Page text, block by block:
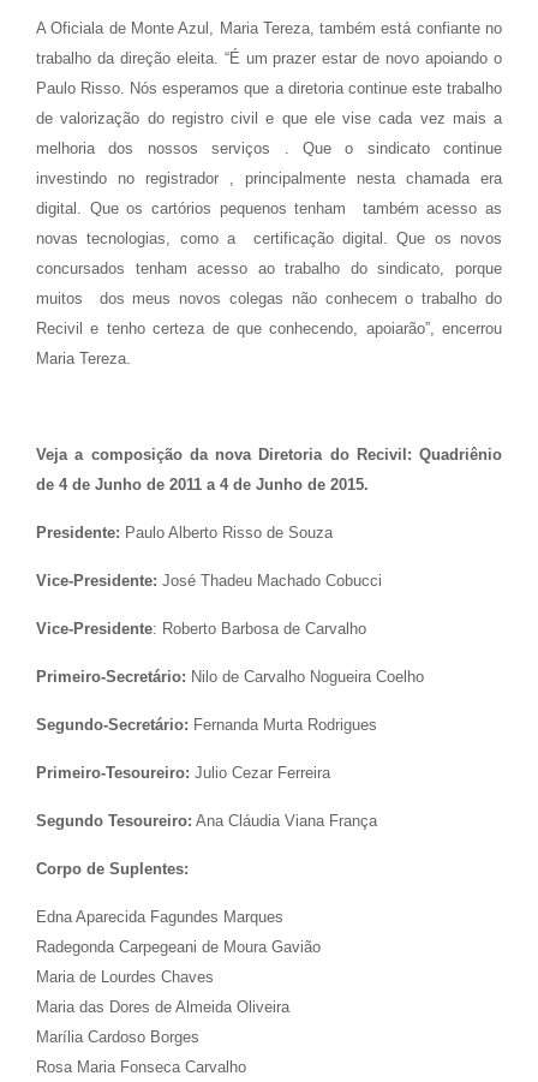
A Oficiala de Monte Azul, Maria Tereza, também está confiante no
trabalho da direção eleita. “É um prazer estar de novo apoiando o
Paulo Risso. Nós esperamos que a diretoria continue este trabalho
de valorização do registro civil e que ele vise cada vez mais a
melhoria dos nossos serviços . Que o sindicato continue
investindo no registrador , principalmente nesta chamada era
digital. Que os cartórios pequenos tenham também acesso as
novas tecnologias, como a certificação digital. Que os novos
concursados tenham acesso ao trabalho do sindicato, porque
muitos dos meus novos colegas não conhecem o trabalho do
Recivil e tenho certeza de que conhecendo, apoiarão”, encerrou
Maria Tereza.
Veja a composição da nova Diretoria do Recivil: Quadriênio
de 4 de Junho de 2011 a 4 de Junho de 2015.
Presidente: Paulo Alberto Risso de Souza
Vice-Presidente: José Thadeu Machado Cobucci
Vice-Presidente: Roberto Barbosa de Carvalho
Primeiro-Secretário: Nilo de Carvalho Nogueira Coelho
Segundo-Secretário: Fernanda Murta Rodrigues
Primeiro-Tesoureiro: Julio Cezar Ferreira
Segundo Tesoureiro: Ana Cláudia Viana França
Corpo de Suplentes:
Edna Aparecida Fagundes Marques
Radegonda Carpegeani de Moura Gavião
Maria de Lourdes Chaves
Maria das Dores de Almeida Oliveira
Marília Cardoso Borges
Rosa Maria Fonseca Carvalho